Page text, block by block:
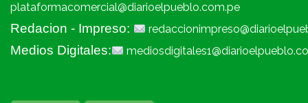
plataformacomercial@diarioelpueblo.com.pe
Redacion - Impreso:
Medios Digitales: